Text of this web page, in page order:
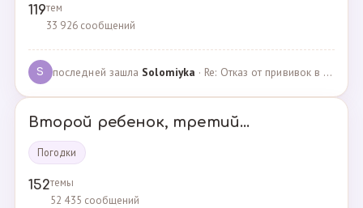
119тем
33 926 сообщений
S последней зашла Solomiyka · Re: Отказ от прививок в роддоме · 07.05.2022
Второй ребенок, третий...
Погодки
152темы
52 435 сообщений